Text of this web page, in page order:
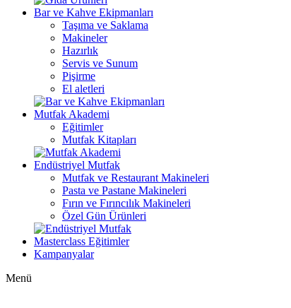
Bar ve Kahve Ekipmanları
Taşıma ve Saklama
Makineler
Hazırlık
Servis ve Sunum
Pişirme
El aletleri
Mutfak Akademi
Eğitimler
Mutfak Kitapları
Endüstriyel Mutfak
Mutfak ve Restaurant Makineleri
Pasta ve Pastane Makineleri
Fırın ve Fırıncılık Makineleri
Özel Gün Ürünleri
Masterclass Eğitimler
Kampanyalar
Menü